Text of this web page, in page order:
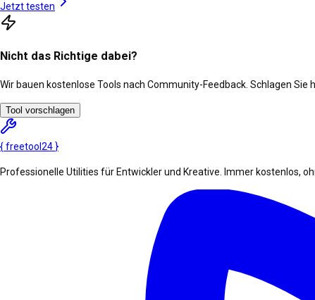
Jetzt testen
Nicht das Richtige dabei?
Wir bauen kostenlose Tools nach Community-Feedback. Schlagen Sie
Tool vorschlagen
{freetool 24 }
Professionelle Utilities für Entwickler und Kreative. Immer kostenlos,